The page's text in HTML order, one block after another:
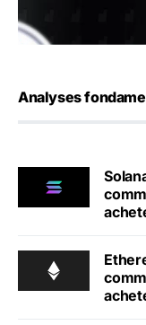
Analyses